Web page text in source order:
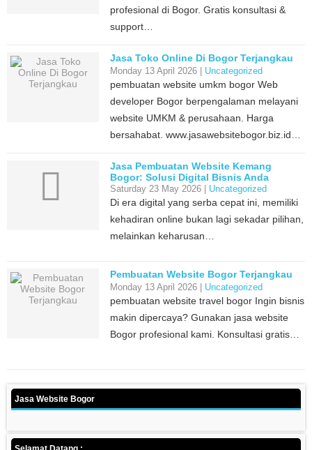
profesional di Bogor. Gratis konsultasi &
support…
Jasa Toko Online Di Bogor Terjangkau
Monday 13 April 2026 | Uncategorized
pembuatan website umkm bogor Web
developer Bogor berpengalaman melayani
website UMKM & perusahaan. Harga
bersahabat. www.jasawebsitebogor.biz.id…
Jasa Pembuatan Website Kemang
Bogor: Solusi Digital Bisnis Anda
Saturday 23 May 2026 | Uncategorized
Di era digital yang serba cepat ini, memiliki
kehadiran online bukan lagi sekadar pilihan,
melainkan keharusan…
Pembuatan Website Bogor Terjangkau
Monday 13 April 2026 | Uncategorized
pembuatan website travel bogor Ingin bisnis
makin dipercaya? Gunakan jasa website
Bogor profesional kami. Konsultasi gratis…
Jasa Website Bogor